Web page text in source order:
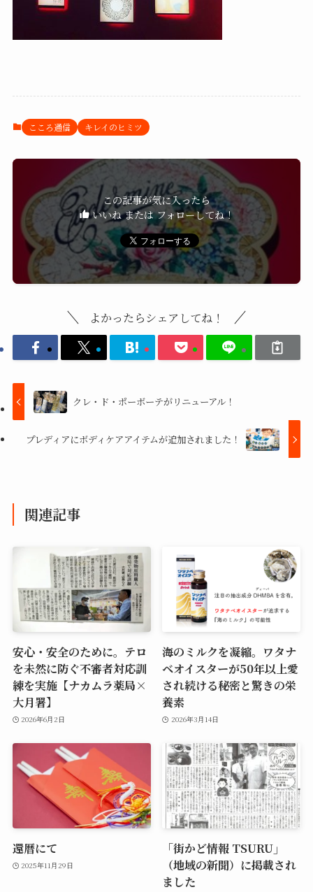
こころ通信 キレイのヒミツ
この記事が気に入ったら
いいね または フォローしてね！
よかったらシェアしてね！
クレ・ド・ポーボーテがリニューアル！
プレディアにボディケアアイテムが追加されました！
関連記事
安心・安全のために。テロ
を未然に防ぐ不審者対応訓
練を実施【ナカムラ薬局×
大月署】
2026年6月2日
海のミルクを凝縮。ワタナ
ベオイスターが50年以上愛
され続ける秘密と驚きの栄
養素
2026年3月14日
還暦にて
2025年11月29日
「街かど情報 TSURU」
（地域の新聞）に掲載され
ました